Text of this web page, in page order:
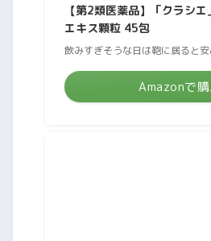
【第2類医薬品】「クラシ
エキス顆粒 45包
飲みすぎそうな日は鞄に居ると安
Amazonで